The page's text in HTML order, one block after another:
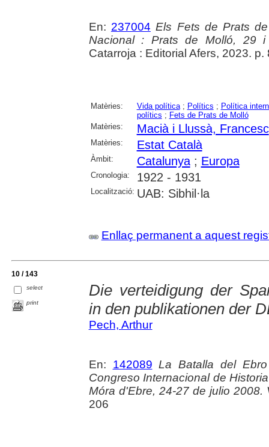
En: 237004 Els Fets de Prats
Nacional : Prats de Molló, 29
Catarroja : Editorial Afers, 2023. p.
Matèries: Vida política; Polítics ; Política
polítics ; Fets de Prats de Molló
Matèries:
Macià i Llussà, Francesc
Matèries: Estat Català
Àmbit: Catalunya; Europa
Cronologia: 1922 - 1931
Localització: UAB: Sibhil·la
Enllaç permanent a aquest
10 / 143
select
print
Die verteidigung der
in den publikationen der
Pech, Arthur
En: 142089 La Batalla del
Congreso Internacional de
Móra d'Ebre, 24-27 de julio 2008.
206